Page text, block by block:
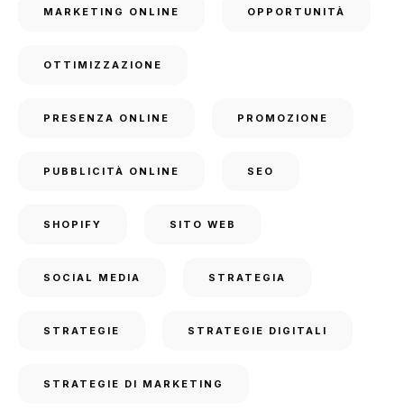
MARKETING ONLINE OPPORTUNITÀ
OTTIMIZZAZIONE
PRESENZA ONLINE PROMOZIONE
PUBBLICITÀ ONLINE SEO
SHOPIFY SITO WEB
SOCIAL MEDIA STRATEGIA
STRATEGIE STRATEGIE DIGITALI
STRATEGIE DI MARKETING